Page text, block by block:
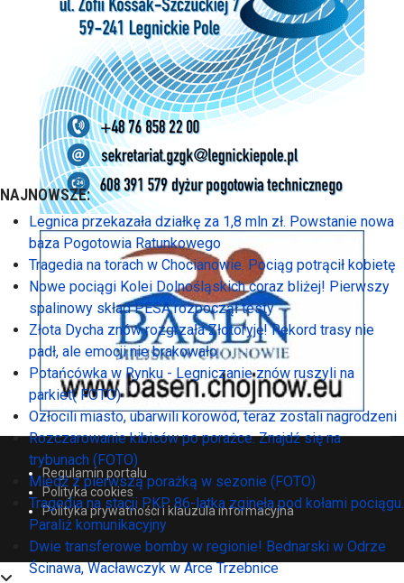
Regulamin portalu
Polityka cookies
Polityka prywatności i klauzula informacyjna
NAJNOWSZE:
Legnica przekazała działkę za 1,8 mln zł. Powstanie nowa
baza Pogotowia Ratunkowego
Tragedia na torach w Chocianowie. Pociąg potrącił kobietę
Nowe pociągi Kolei Dolnośląskich coraz bliżej! Pierwszy
spalinowy skład PESA rozpoczął testy
Złota Dycha znów rozgrzała Złotoryję! Rekord trasy nie
padł, ale emocji nie brakowało
Potańcówka w Rynku - Legniczanie znów ruszyli na
parkiet( FOTO)
Ozłocili miasto, ubarwili korowód, teraz zostali nagrodzeni
Rozczarowanie kibiców po porażce. Znajdź się na
trybunach (FOTO)
Miedź z pierwszą porażką w sezonie (FOTO)
Tragedia na stacji PKP. 86-latka zginęła pod kołami pociągu.
Paraliż komunikacyjny
Dwie transferowe bomby w regionie! Bednarski w Odrze
Ścinawa, Wacławczyk w Arce Trzebnice